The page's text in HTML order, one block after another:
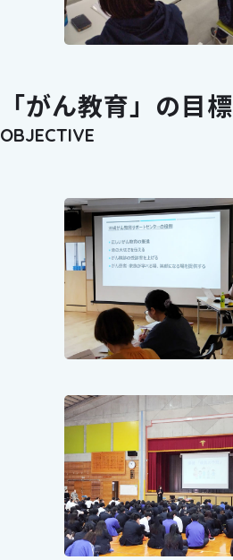
「がん教育」の目標
OBJECTIVE